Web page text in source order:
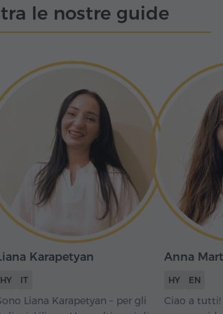
le nostre guide
Karapetyan
HY IT
Liana Karapetyan – per gli
Anna
HY EN
Ciao a tutti!